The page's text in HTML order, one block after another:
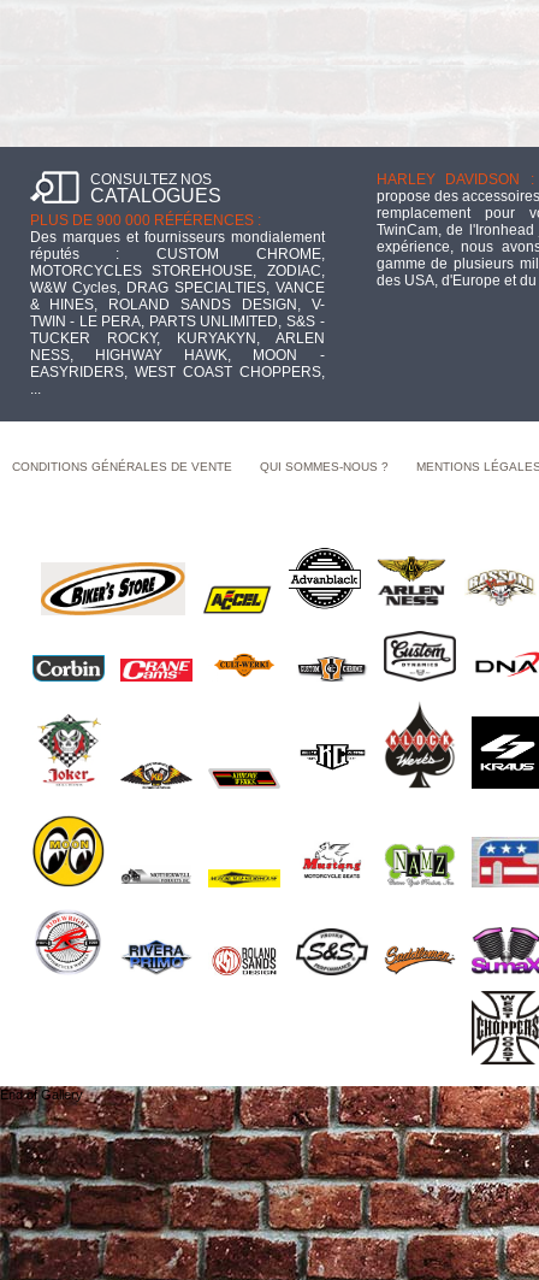
CONSULTEZ NOS
CATALOGUES
PLUS DE 900 000 RÉFÉRENCES :
Des marques et fournisseurs mondialement
réputés : CUSTOM CHROME,
MOTORCYCLES STOREHOUSE, ZODIAC,
W&W Cycles, DRAG SPECIALTIES, VANCE
& HINES, ROLAND SANDS DESIGN, V-
TWIN - LE PERA, PARTS UNLIMITED, S&S -
TUCKER ROCKY, KURYAKYN, ARLEN
NESS, HIGHWAY HAWK, MOON -
EASYRIDERS, WEST COAST CHOPPERS,
...
HARLEY DAVIDSON :
propose des
remplacement pour
TwinCam, de
expérience, nous
gamme de plusieurs
des USA, d'Europe et
CONDITIONS GÉNÉRALES DE VENTE QUI SOMMES-NOUS ? MENTIONS
End of Gallery